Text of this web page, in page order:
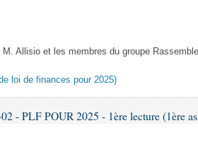
Allisio et les membres du groupe
loi de finances pour 2025)
- PLF POUR 2025 - 1ère lecture (1ère